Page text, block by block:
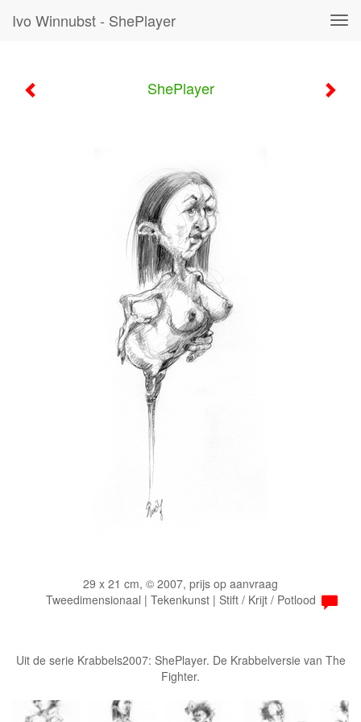
Ivo Winnubst - ShePlayer
ShePlayer
29 x 21 cm, © 2007, prijs op aanvraag
Tweedimensionaal | Tekenkunst | Stift / Krijt / Potlood
Uit de serie Krabbels2007: ShePlayer. De Krabbelversie van The
Fighter.